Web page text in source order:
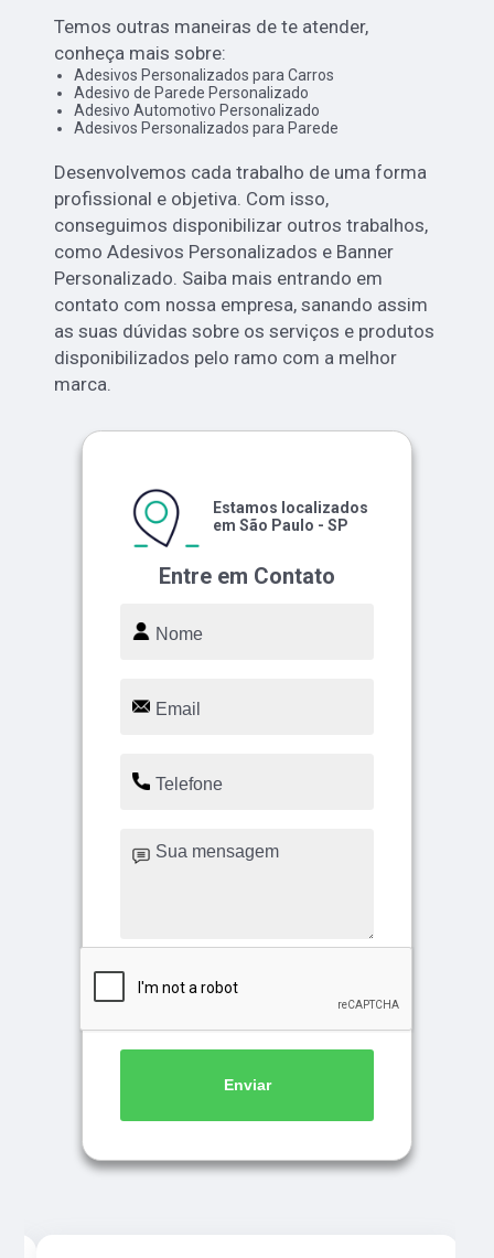
Temos outras maneiras de te atender,
conheça mais sobre:
Adesivos Personalizados para Carros
Adesivo de Parede Personalizado
Adesivo Automotivo Personalizado
Adesivos Personalizados para Parede
Desenvolvemos cada trabalho de uma forma
profissional e objetiva. Com isso,
conseguimos disponibilizar outros trabalhos,
como Adesivos Personalizados e Banner
Personalizado. Saiba mais entrando em
contato com nossa empresa, sanando assim
as suas dúvidas sobre os serviços e produtos
disponibilizados pelo ramo com a melhor
marca.
Entre em Contato
Estamos localizados
em São Paulo - SP
Enviar